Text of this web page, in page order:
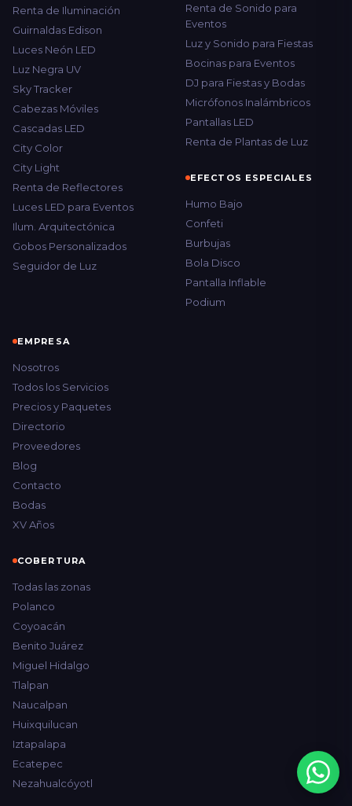
Renta de Iluminación
Guirnaldas Edison
Luces Neón LED
Luz Negra UV
Sky Tracker
Cabezas Móviles
Cascadas LED
City Color
City Light
Renta de Reflectores
Luces LED para Eventos
Ilum. Arquitectónica
Gobos Personalizados
Seguidor de Luz
Renta de Sonido para
Eventos
Luz y Sonido para Fiestas
Bocinas para Eventos
DJ para Fiestas y Bodas
Micrófonos Inalámbricos
Pantallas LED
Renta de Plantas de Luz
EFECTOS ESPECIALES
Humo Bajo
Confeti
Burbujas
Bola Disco
Pantalla Inflable
Podium
EMPRESA
Nosotros
Todos los Servicios
Precios y Paquetes
Directorio
Proveedores
Blog
Contacto
Bodas
XV Años
COBERTURA
Todas las zonas
Polanco
Coyoacán
Benito Juárez
Miguel Hidalgo
Tlalpan
Naucalpan
Huixquilucan
Iztapalapa
Ecatepec
Nezahualcóyotl